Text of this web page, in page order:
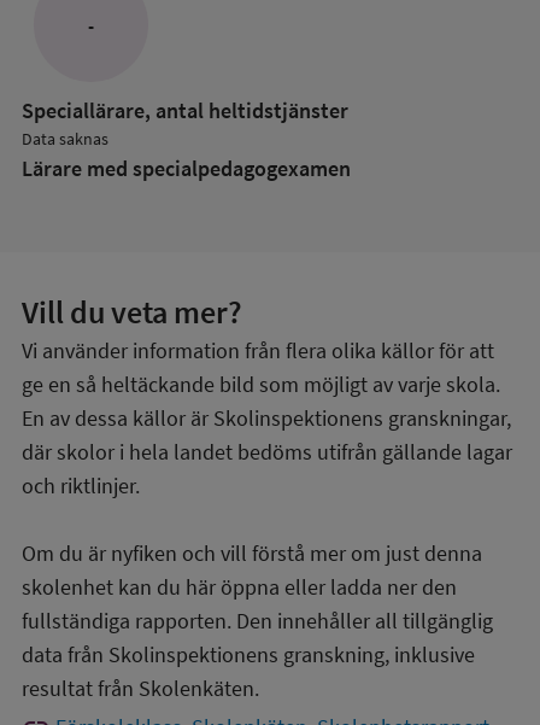
-
Speciallärare, antal heltidstjänster
Data saknas
Lärare med specialpedagog­examen
Vill du veta mer?
Vi använder information från flera olika källor för att
ge en så heltäckande bild som möjligt av varje skola.
En av dessa källor är Skolinspektionens granskningar,
där skolor i hela landet bedöms utifrån gällande lagar
och riktlinjer.
Om du är nyfiken och vill förstå mer om just denna
skolenhet kan du här öppna eller ladda ner den
fullständiga rapporten. Den innehåller all tillgänglig
data från Skolinspektionens granskning, inklusive
resultat från Skolenkäten.